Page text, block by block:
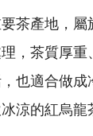
茶產地，
，茶質厚
也適合做
涼的紅烏龍